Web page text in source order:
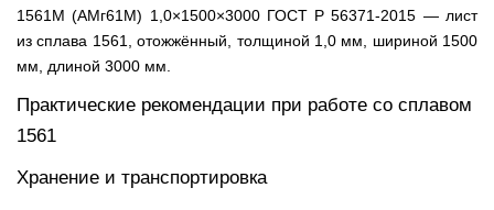
1561М (АМг61М) 1,0×1500×3000 ГОСТ Р 56371-2015 — лист
из сплава 1561, отожжённый, толщиной 1,0 мм, шириной 1500
мм, длиной 3000 мм.
Практические рекомендации при работе со сплавом
1561
Хранение и транспортировка